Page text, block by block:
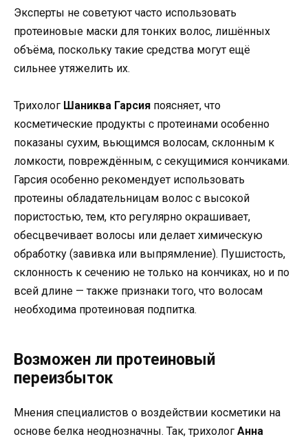
Эксперты не советуют часто использовать
протеиновые маски для тонких волос, лишённых
объёма, поскольку такие средства могут ещё
сильнее утяжелить их.
Трихолог Шаниква Гарсия поясняет, что
косметические продукты с протеинами особенно
показаны сухим, вьющимся волосам, склонным к
ломкости, повреждённым, с секущимися кончиками.
Гарсия особенно рекомендует использовать
протеины обладательницам волос с высокой
пористостью, тем, кто регулярно окрашивает,
обесцвечивает волосы или делает химическую
обработку (завивка или выпрямление). Пушистость,
склонность к сечению не только на кончиках, но и по
всей длине — также признаки того, что волосам
необходима протеиновая подпитка.
Возможен ли протеиновый
переизбыток
Мнения специалистов о воздействии косметики на
основе белка неоднозначны. Так, трихолог Анна